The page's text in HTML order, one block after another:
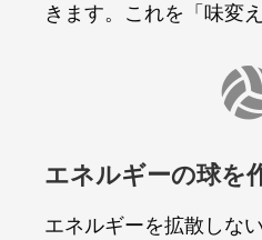
きます。これを「味変
エネルギーの球を
エネルギーを拡散しな